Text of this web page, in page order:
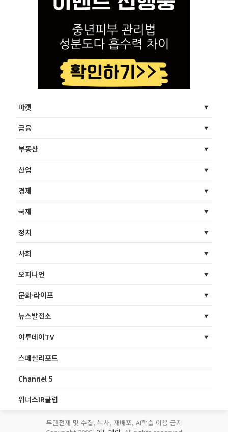
마켓
금융
부동산
산업
경제
국제
정치
사회
오피니언
문화·라이프
뉴스발전소
이투데이TV
스페셜리포트
Channel 5
위너스IR클럽
무단전재 및 수집, 복사, 재배포, AI학습 이용 금지